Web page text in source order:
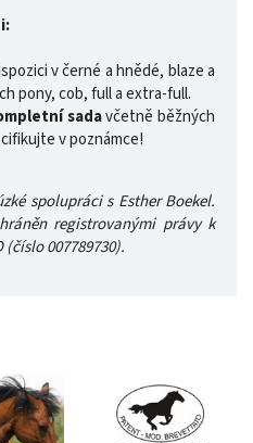
v černé a hnědé, blaze a
pony, cob, full a extra-full.
sadavčetně běžných
v poznámce!
spolupráci s Esther Boekel.
registrovanými právy k
007789730).